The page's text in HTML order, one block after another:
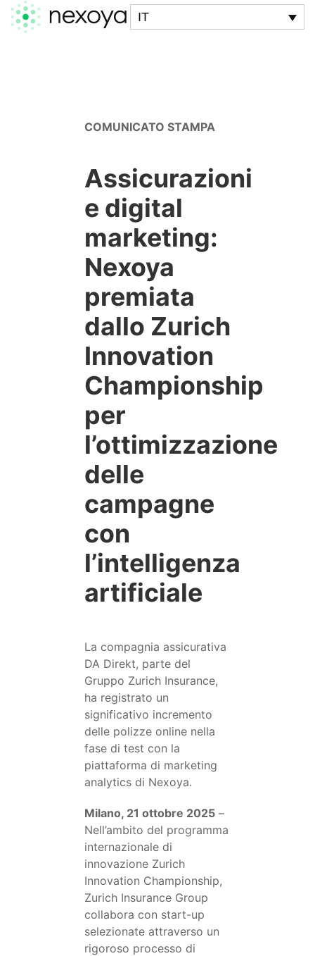
IT
COMUNICATO STAMPA
Assicurazioni
e digital
marketing:
Nexoya
premiata
dallo Zurich
Innovation
Championship
per
l’ottimizzazione
delle
campagne
con
l’intelligenza
artificiale
La compagnia assicurativa
DA Direkt, parte del
Gruppo Zurich Insurance,
ha registrato un
significativo incremento
delle polizze online nella
fase di test con la
piattaforma di marketing
analytics di Nexoya.
Milano, 21 ottobre 2025 –
Nell’ambito del programma
internazionale di
innovazione Zurich
Innovation Championship,
Zurich Insurance Group
collabora con start-up
selezionate attraverso un
rigoroso processo di